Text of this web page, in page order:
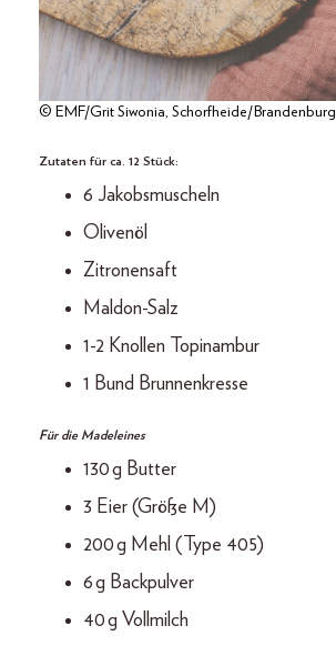
© EMF/Grit Siwonia, Schorfheide/Brandenburg
Zutaten für ca. 12 Stück:
6 Jakobsmuscheln
Olivenöl
Zitronensaft
Maldon-Salz
1-2 Knollen Topinambur
1 Bund Brunnenkresse
Für die Madeleines
130 g Butter
3 Eier (Größe M)
200 g Mehl (Type 405)
6 g Backpulver
40 g Vollmilch